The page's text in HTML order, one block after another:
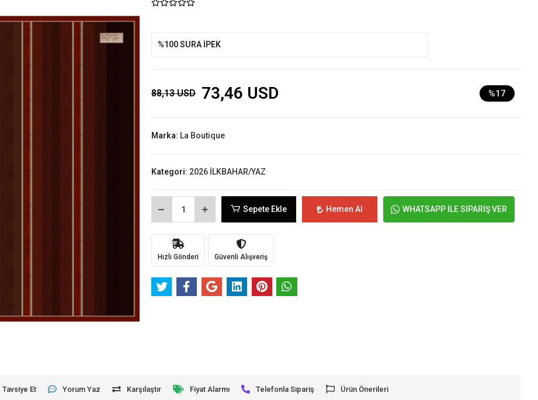
%100 SURA İPEK
88,13 USD 73,46 USD %17
Marka: La Boutique
Kategori: 2026 İLKBAHAR/YAZ
Sepete Ekle Hemen Al WHATSAPP İLE SİPARİŞ VER
Hızlı Gönderi Güvenli Alışveriş
Tavsiye Et Yorum Yaz Karşılaştır Fiyat Alarmı Telefonla Sipariş Ürün Önerileri